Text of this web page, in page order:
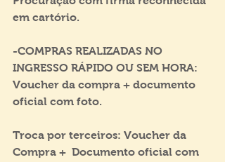
em cartório.
-COMPRAS REALIZADAS NO
INGRESSO RÁPIDO OU SEM HORA:
Voucher da compra + documento
oficial com foto.
Troca por terceiros: Voucher da
Compra +  Documento oficial com